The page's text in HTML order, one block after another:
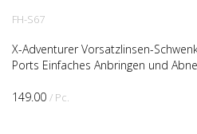
149.00 / Pc.
FH-S67
X-Adventurer Vorsatzlinsen-
Ports Einfaches Anbringen und
nur einem Klick. Kein Drehen und